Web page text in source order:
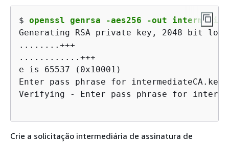
$ openssl genrsa -aes256 -out
Generating RSA private key, 2048 bit long
........+++
............+++
e is 65537 (0x10001)
Enter pass phrase for intermediateCA.key:
Crie a solicitação intermediária de assinatura de